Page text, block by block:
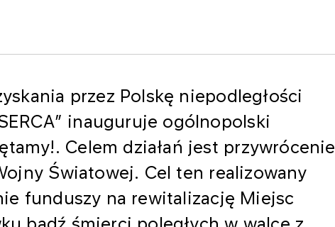
przez Polskę niepodległości
inauguruje ogólnopolski
Celem działań jest przywrócenie
Światowej. Cel ten realizowany
funduszy na rewitalizację Miejsc